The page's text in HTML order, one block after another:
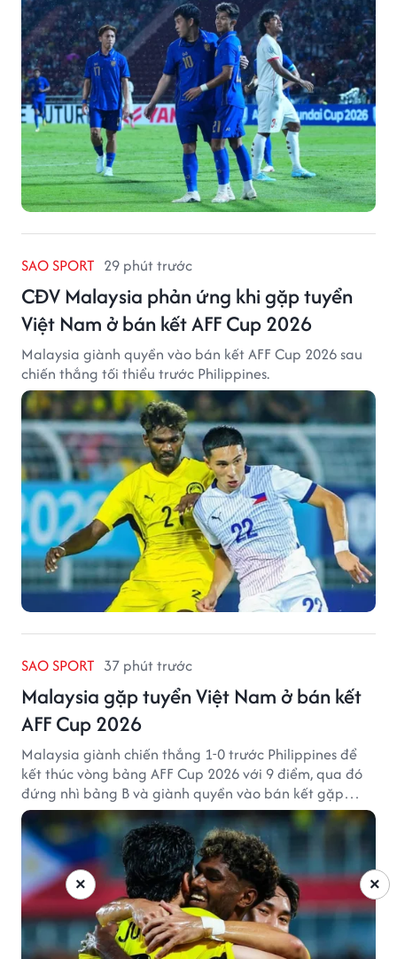
SAO SPORT 29 phút trước
CĐV Malaysia phản ứng khi gặp tuyển
Việt Nam ở bán kết AFF Cup 2026
Malaysia giành quyền vào bán kết AFF Cup 2026 sau
chiến thắng tối thiểu trước Philippines.
SAO SPORT 37 phút trước
Malaysia gặp tuyển Việt Nam ở bán kết
AFF Cup 2026
Malaysia giành chiến thắng 1-0 trước Philippines để
kết thúc vòng bảng AFF Cup 2026 với 9 điểm, qua đó
đứng nhì bảng B và giành quyền vào bán kết gặp
tuyển Việt Nam.
×
×